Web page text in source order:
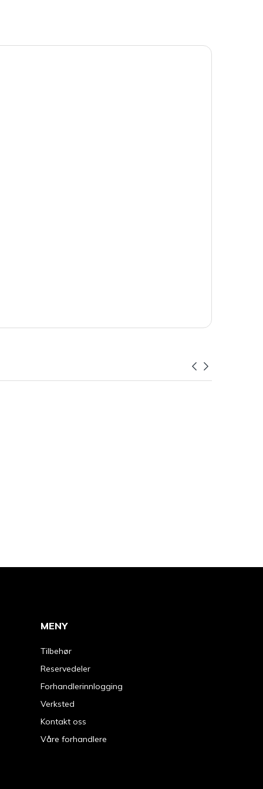
MENY
Tilbehør
Reservedeler
Forhandlerinnlogging
Verksted
Kontakt oss
Våre forhandlere